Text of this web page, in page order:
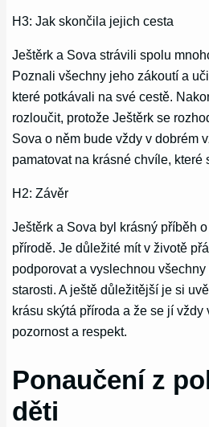
H3: Jak skončila jejich cesta
Ještěrk a Sova strávili spolu
Poznali všechny jeho zákoutí a
které potkávali na své cestě.
rozloučit, protože Ještěrk se
Sova o něm bude vždy v dobrém
pamatovat na krásné chvíle, které
H2: Závěr
Ještěrk a Sova byl krásný příběh
přírodě. Je důležité mít v životě
podporovat a vyslechnou
starosti. A ještě důležitější je si
krásu skýtá příroda a že se jí vždy
pozornost a respekt.
Ponaučení z
děti